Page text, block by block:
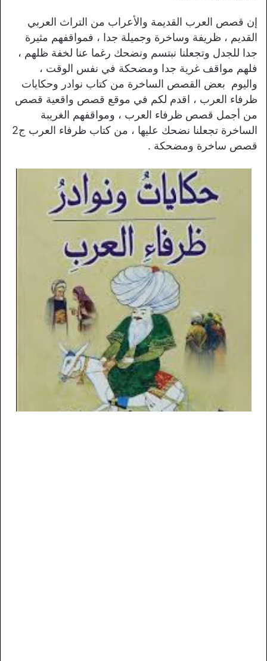
إن قصص العرب القديمة والأعراب من التراث العربي
القديم ، ظريفة وساخرة وجميلة جدا ، فمواقفهم مثيرة
جدا للجدل وتجعلنا نبتسم ونضحك رغما عنا لخفة ظلهم ،
فلهم مواقف غرية جدا ومضحكة في نفس الوقت ،
واليوم بعض القصص الساخرة من كتاب نوادر وحكايات
ظرفاء العرب ، اقدم لكم في موقع قصص واقعية قصص
من أجمل قصص ظرفاء العرب ، ومواقفهم الغريبة
الساخرة تجعلنا نضحك عليها ، من كتاب ظرفاء العرب ج2
قصص ساخرة ومضحكة .